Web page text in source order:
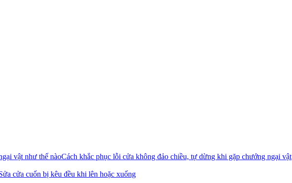
Cách khắc phục lỗi cửa không đảo chiều, tự dừng khi gặp chướng ngại vật
cửa cuốn bị kêu đều khi lên hoặc xuống